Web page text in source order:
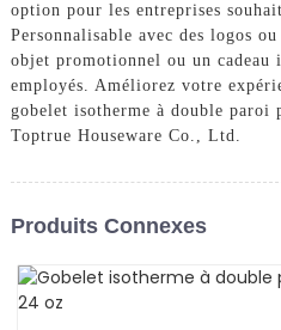
option pour les entreprises
Personnalisable avec des logos
objet promotionnel ou un cadeau
employés. Améliorez votre
gobelet isotherme à double paroi
Toptrue Houseware Co., Ltd.
Produits Connexes